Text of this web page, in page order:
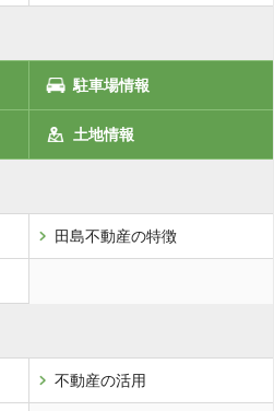
駐車場情報
土地情報
田島不動産の特徴
不動産の活用